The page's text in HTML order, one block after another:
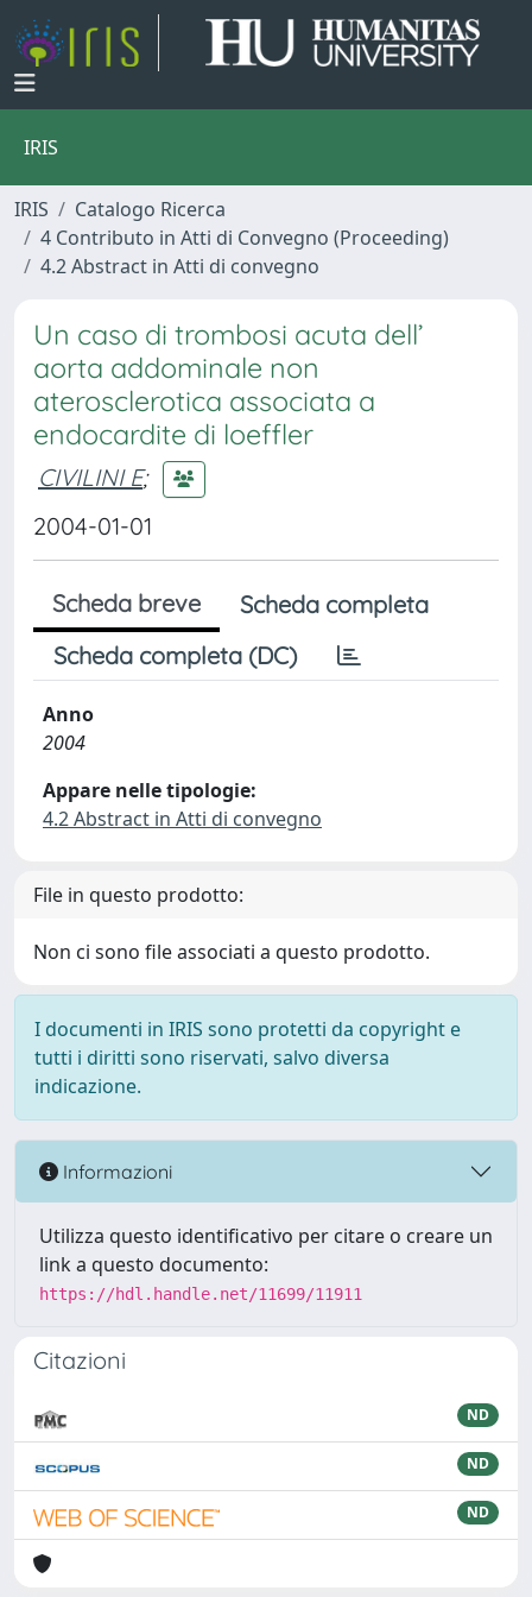
IRIS
IRIS
Catalogo Ricerca
4 Contributo in Atti di Convegno (Proceeding)
4.2 Abstract in Atti di convegno
Un caso di trombosi acuta dell’
aorta addominale non
aterosclerotica associata a
endocardite di loeffler
CIVILINI E;
2004-01-01
Scheda breve
Scheda completa
Scheda completa (DC)
Anno
2004
Appare nelle tipologie:
4.2 Abstract in Atti di convegno
File in questo prodotto:
Non ci sono file associati a questo prodotto.
I documenti in IRIS sono protetti da copyright e
tutti i diritti sono riservati, salvo diversa
indicazione.
Informazioni
Utilizza questo identificativo per citare o creare un
link a questo documento:
https://hdl.handle.net/11699/11911
Citazioni
ND
ND
ND